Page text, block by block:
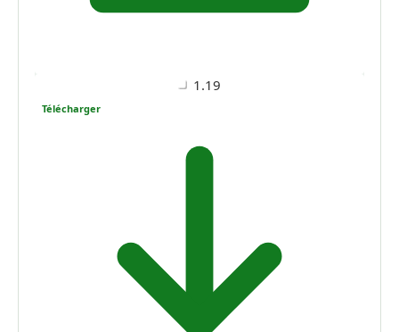
1.19
Télécharger